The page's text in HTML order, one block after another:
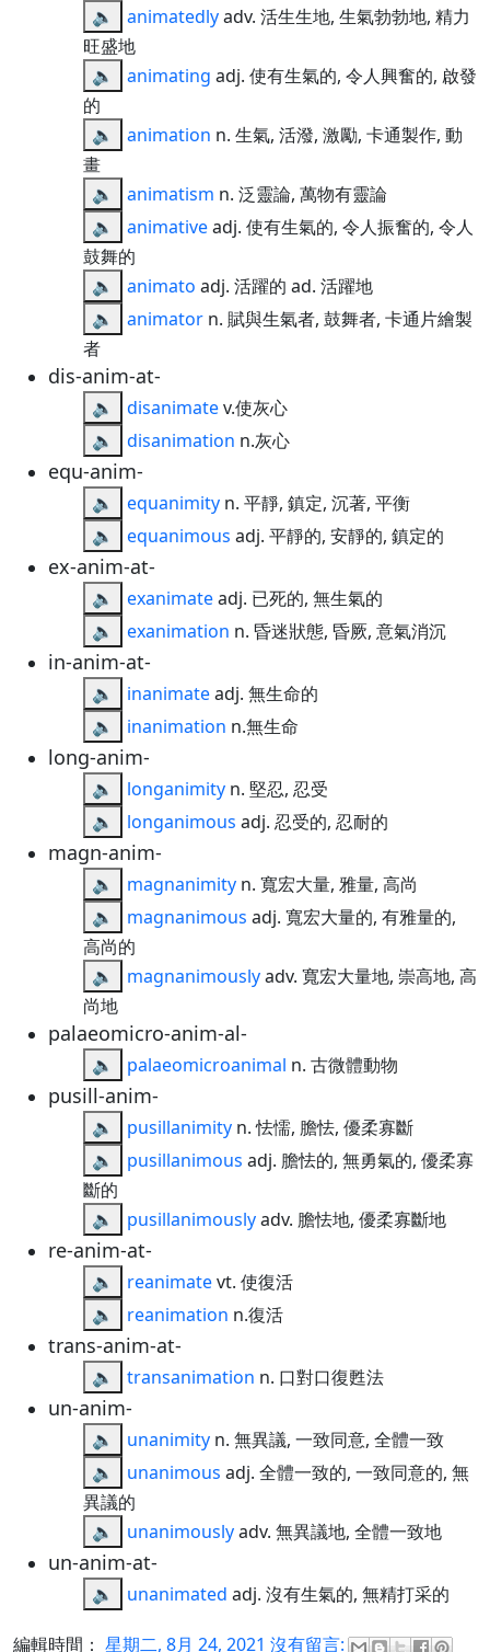
🔈
animatedlyadv. 活生生地, 生氣勃勃地, 精力
旺盛地
🔈
animating adj. 使有生氣的, 令人興奮的, 啟發
的
🔈
animation n. 生氣, 活潑, 激勵, 卡通製作, 動
畫
🔈
animatism n. 泛靈論, 萬物有靈論
🔈
animativeadj. 使有生氣的, 令人振奮的, 令人
鼓舞的
🔈
animato adj. 活躍的 ad. 活躍地
🔈
animator n. 賦與生氣者, 鼓舞者, 卡通片繪製
者
dis-anim-at-
🔈 disanimatev.使灰心
🔈
disanimation n.灰心
equ-anim-
🔈 equanimity n. 平靜, 鎮定, 沉著, 平衡
🔈
equanimous adj. 平靜的, 安靜的, 鎮定的
ex-anim-at-
🔈 exanimateadj. 已死的, 無生氣的
🔈
exanimation n. 昏迷狀態, 昏厥, 意氣消沉
in-anim-at-
🔈 inanimateadj. 無生命的
🔈
inanimation n.無生命
long-anim-
🔈 longanimity n. 堅忍, 忍受
🔈
longanimous adj. 忍受的, 忍耐的
magn-anim-
🔈 magnanimity n. 寬宏大量, 雅量, 高尚
🔈
magnanimous adj. 寬宏大量的, 有雅量的,
高尚的
🔈
magnanimouslyadv. 寬宏大量地, 崇高地, 高
尚地
palaeomicro-anim-al-
🔈 palaeomicroanimal n. 古微體動物
pusill-anim-
🔈 pusillanimity n. 怯懦, 膽怯, 優柔寡斷
🔈
pusillanimous adj. 膽怯的, 無勇氣的, 優柔寡
斷的
🔈
pusillanimouslyadv. 膽怯地, 優柔寡斷地
re-anim-at-
🔈 reanimatevt. 使復活
🔈
reanimation n.復活
trans-anim-at-
🔈 transanimation n. 口對口復甦法
un-anim-
🔈 unanimity n. 無異議, 一致同意, 全體一致
🔈
unanimous adj. 全體一致的, 一致同意的, 無
異議的
🔈
unanimouslyadv. 無異議地, 全體一致地
un-anim-at-
🔈 unanimated adj. 沒有生氣的, 無精打采的
編輯時間： 星期二, 8月 24, 2021 沒有留言: